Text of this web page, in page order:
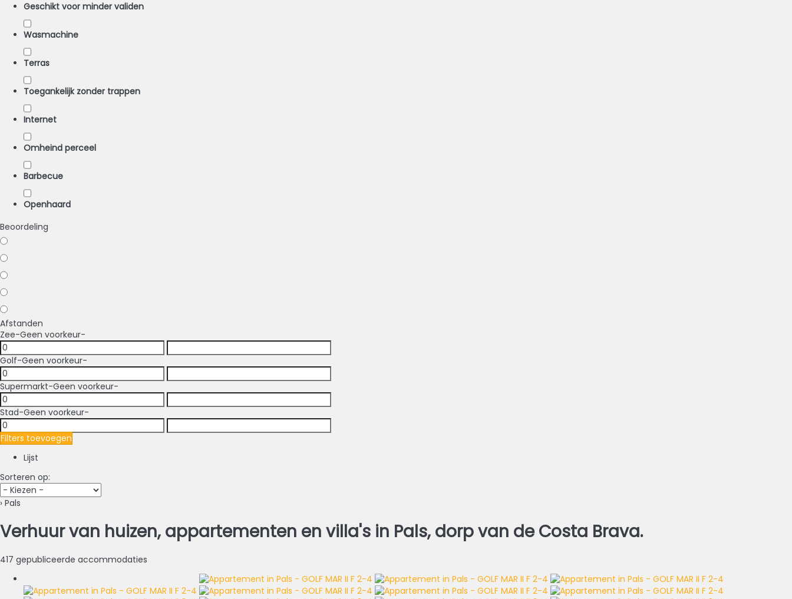
Geschikt voor minder validen
Wasmachine
Terras
Toegankelijk zonder trappen
Internet
Omheind perceel
Barbecue
Openhaard
Beoordeling
Afstanden
Zee-Geen voorkeur-
Golf-Geen voorkeur-
Supermarkt-Geen voorkeur-
Stad-Geen voorkeur-
Filters toevoegen
Lijst
Sorteren op:
› Pals
Verhuur van huizen, appartementen en villa's in Pals, dorp van de Costa Brava.
417 gepubliceerde accommodaties